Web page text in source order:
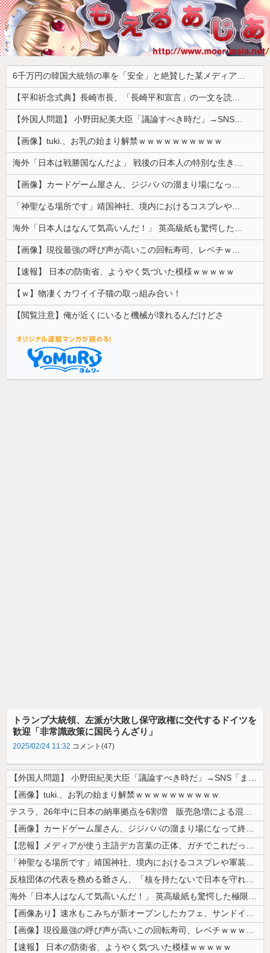
6千万円の韓国大統領の車を「安全」と絶賛した某メディア、高市首相の3千万円の車に対しては……
【平和祈念式典】長崎市長、「長崎平和宣言」の一文を読み飛ばす 「NPTの義務を履行し、核軍縮に向け着実に前進することを求めます」
【外国人問題】 小野田紀美大臣「議論すべき時だ」→SNS「まだ議論もしてなかったんだ...」→小野田大臣「これが進歩状況です」めちゃくちゃ仕事して...
【画像】tuki.、お乳の始まり解禁ｗｗｗｗｗｗｗｗｗｗ
海外「日本は戦勝国なんだよ」 戦後の日本人の特別な生き様に各国から称賛の声
【画像】カードゲーム屋さん、ジジババの溜まり場になって終わるwwwwwwwwwwww
「神聖なる場所です」靖国神社、境内におけるコスプレや軍装の禁止を発表
海外「日本人はなんて気高いんだ！」 英高級紙も驚愕した極限の中の日本人の姿に世界が衝撃
【画像】現役最強の呼び声が高いこの回転寿司、レベチｗｗｗｗｗｗｗｗｗｗ
【速報】 日本の防衛省、ようやく気づいた模様ｗｗｗｗｗ
【ｗ】物凄くカワイイ子猫の取っ組み合い！
【閲覧注意】俺が近くにいると機械が壊れるんだけどさ
トランプ大統領、左派が大敗し保守政権に交代するドイツを
歓迎「非常識政策に国民うんざり」
2025/02/24 11:32 コメント(47)
【外国人問題】 小野田紀美大臣「議論すべき時だ」→SNS「まだ議論もし...
【画像】tuki.、お乳の始まり解禁ｗｗｗｗｗｗｗｗｗｗ
テスラ、26年中に日本の納車拠点を6割増 販売急増による混乱収拾へ
【画像】カードゲーム屋さん、ジジババの溜まり場になって終わるwwwww...
【悲報】メディアが使う主語デカ言葉の正体、ガチでこれだったｗｗｗｗ
「神聖なる場所です」靖国神社、境内におけるコスプレや軍装の禁止を発表
反核団体の代表を務める爺さん、「核を持たないで日本を守れますか」と中学...
海外「日本人はなんて気高いんだ！」 英高級紙も驚愕した極限の中の日本人...
【画像あり】速水もこみちが新オープンしたカフェ、サンドイッチ1つ「30...
【画像】現役最強の呼び声が高いこの回転寿司、レベチｗｗｗｗｗｗｗｗｗｗ
【速報】 日本の防衛省、ようやく気づいた模様ｗｗｗｗｗ